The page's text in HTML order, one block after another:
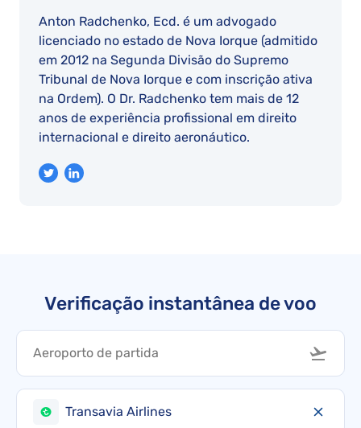
Anton Radchenko, Ecd. é um advogado
licenciado no estado de Nova Iorque (admitido
em 2012 na Segunda Divisão do Supremo
Tribunal de Nova Iorque e com inscrição ativa
na Ordem). O Dr. Radchenko tem mais de 12
anos de experiência profissional em direito
internacional e direito aeronáutico.
Verificação instantânea de voo
Transavia Airlines